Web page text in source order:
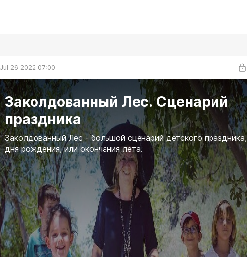
Jul 26 2022 07:00
Заколдованный Лес. Сценарий
праздника
Заколдованный Лес - большой сценарий детского праздника,
дня рождения, или окончания лета.